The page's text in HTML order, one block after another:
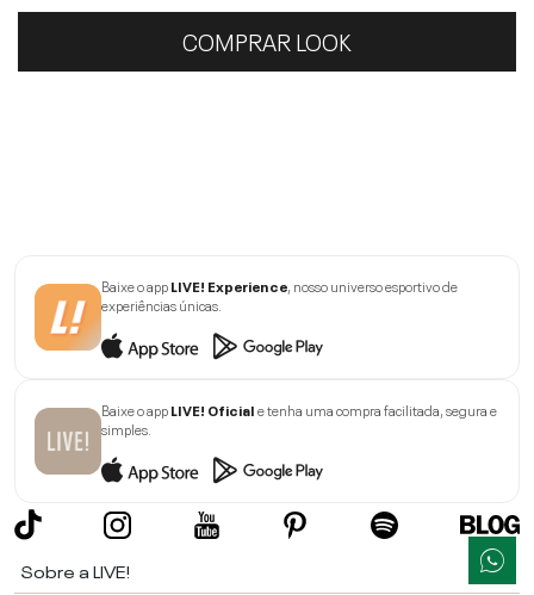
COMPRAR LOOK
Baixe o appLIVE! Experience, nosso universo esportivo de
experiências únicas.
Baixe o appLIVE! Oficiale tenha uma compra facilitada, segura e
simples.
Sobre a LIVE!